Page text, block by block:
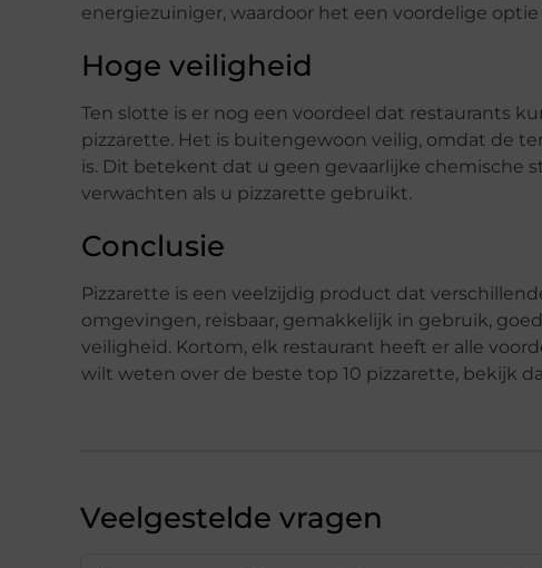
energiezuiniger, waardoor het een voordelige
Hoge veiligheid
Ten slotte is er nog een voordeel dat restaurants
pizzarette. Het is buitengewoon veilig, omdat de
is. Dit betekent dat u geen gevaarlijke chemische
verwachten als u pizzarette gebruikt.
Conclusie
Pizzarette is een veelzijdig product dat
omgevingen, reisbaar, gemakkelijk in gebruik,
veiligheid. Kortom, elk restaurant heeft er alle
wilt weten over de beste top 10 pizzarette, bekijk
Veelgestelde vragen